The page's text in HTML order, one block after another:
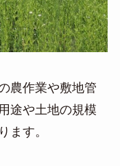
農作業や敷地管
途や土地の規模
ます。